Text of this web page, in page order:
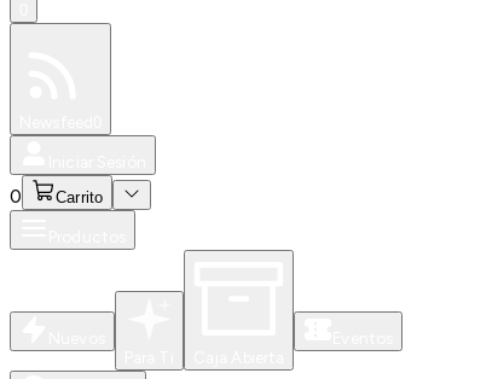
0 Carrito